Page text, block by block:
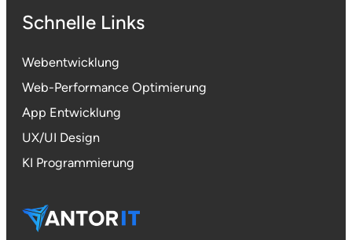
Schnelle Links
Webentwicklung
Web-Performance Optimierung
App Entwicklung
UX/UI Design
KI Programmierung